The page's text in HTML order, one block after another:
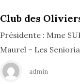
Club des
Présidente : Mme
Maurel – Les
admin